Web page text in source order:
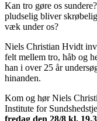
Kan tro gøre os
pludselig bliver
væk under os?
Niels Christian Hvidt
felt mellem tro, håb og
han i over 25 år
hinanden.
Kom og hør Niels
Institute for
fredag den 28/8 kl.